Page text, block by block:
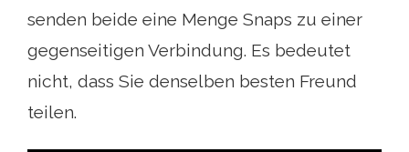
senden beide eine Menge Snaps zu einer
gegenseitigen Verbindung. Es bedeutet
nicht, dass Sie denselben besten Freund
teilen.